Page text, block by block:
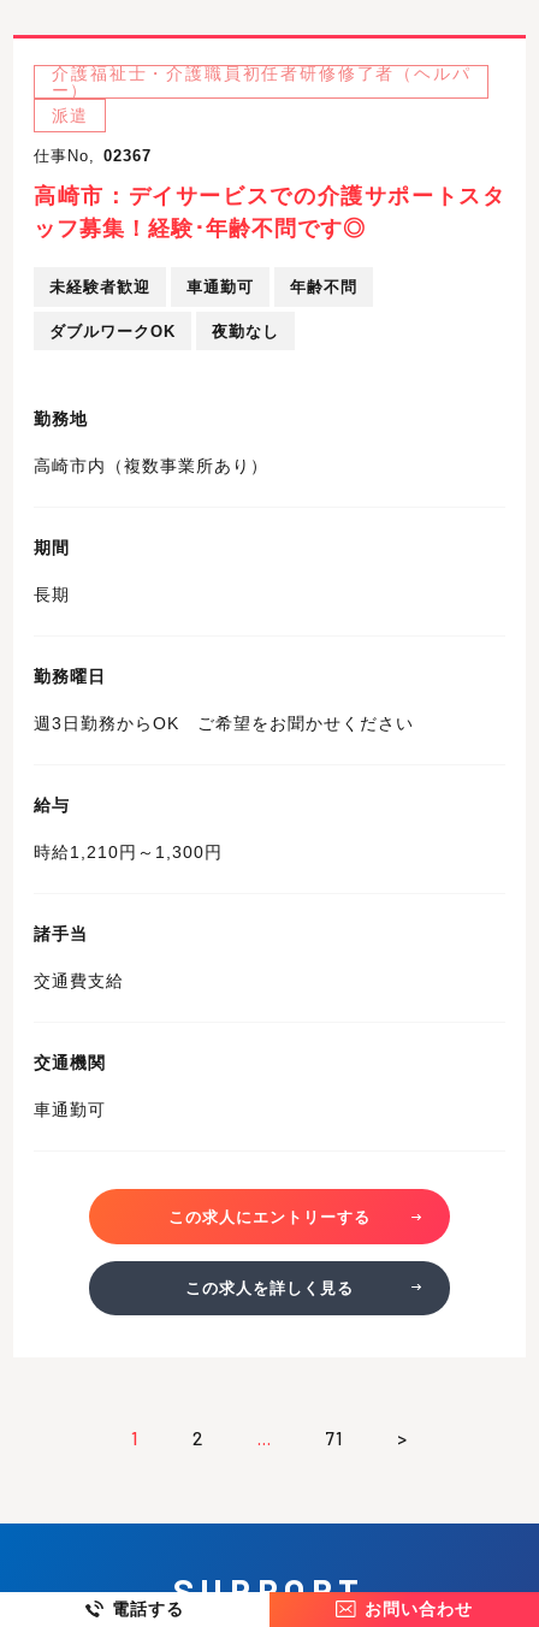
介護福祉士・介護職員初任者研修修了者（ヘルパ
ー）
派遣
仕事No, 02367
高崎市：デイサービスでの介護サポートスタ
ッフ募集！経験･年齢不問です◎
未経験者歓迎 車通勤可 年齢不問
ダブルワークOK 夜勤なし
勤務地
高崎市内（複数事業所あり）
期間
長期
勤務曜日
週3日勤務からOK ご希望をお聞かせください
給与
時給1,210円～1,300円
諸手当
交通費支給
交通機関
車通勤可
この求人にエントリーする
この求人を詳しく見る
1 2 … 71 >
SUPPORT
電話する お問い合わせ